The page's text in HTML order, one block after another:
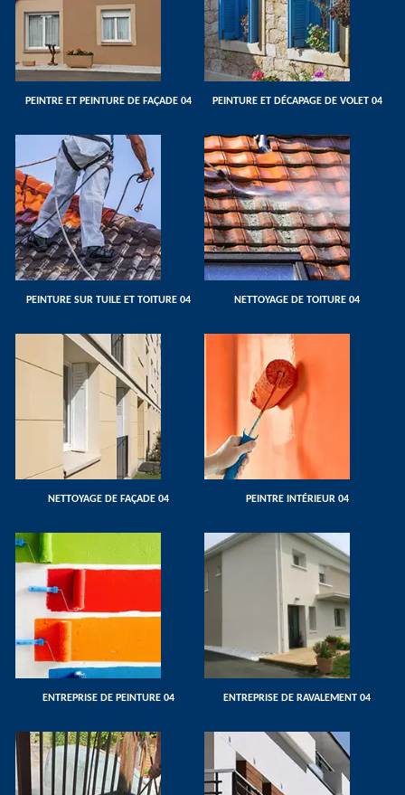
PEINTRE ET PEINTURE DE FAÇADE 04 PEINTURE ET DÉCAPAGE DE VOLET 04
PEINTURE SUR TUILE ET TOITURE 04 NETTOYAGE DE TOITURE 04
NETTOYAGE DE FAÇADE 04 PEINTRE INTÉRIEUR 04
ENTREPRISE DE PEINTURE 04 ENTREPRISE DE RAVALEMENT 04